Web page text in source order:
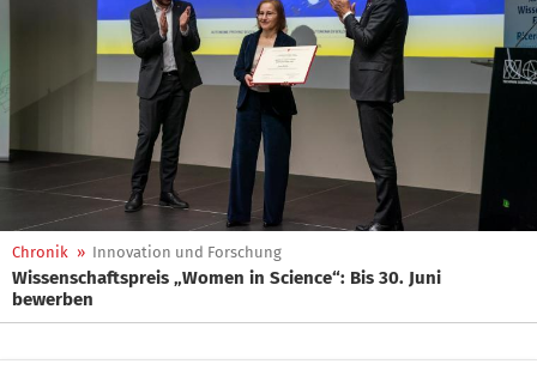
Chronik » Innovation und Forschung
Wissenschaftspreis „Women in Science“: Bis 30. Juni
bewerben